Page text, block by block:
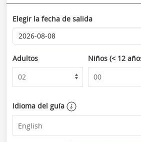
Elegir la fecha de salida
Adultos Niños (< 12
Idioma del guía